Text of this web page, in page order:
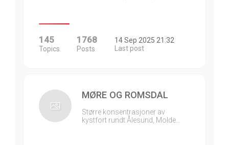
145
Topics
1768
Posts
14 Sep 2025 21:32
Last post
MØRE OG ROMSDAL
Større konsentrasjoner av
kystfort rundt Ålesund, Molde…